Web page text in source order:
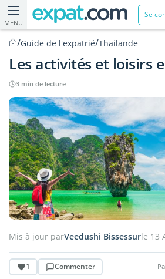
MENU
Se
/Guide de l'expatrié/Thailande
Les activités et loisirs
3 min de lecture
Mis à jour parVeedushi Bissessurle 13
1 Commenter